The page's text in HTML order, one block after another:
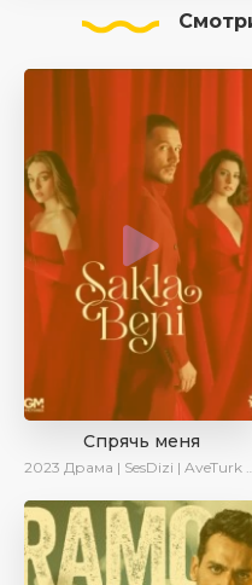
Спрячь меня
2023 Драма | SesDizi | AveTurk | AlisaDirilis | Сериалы 2023